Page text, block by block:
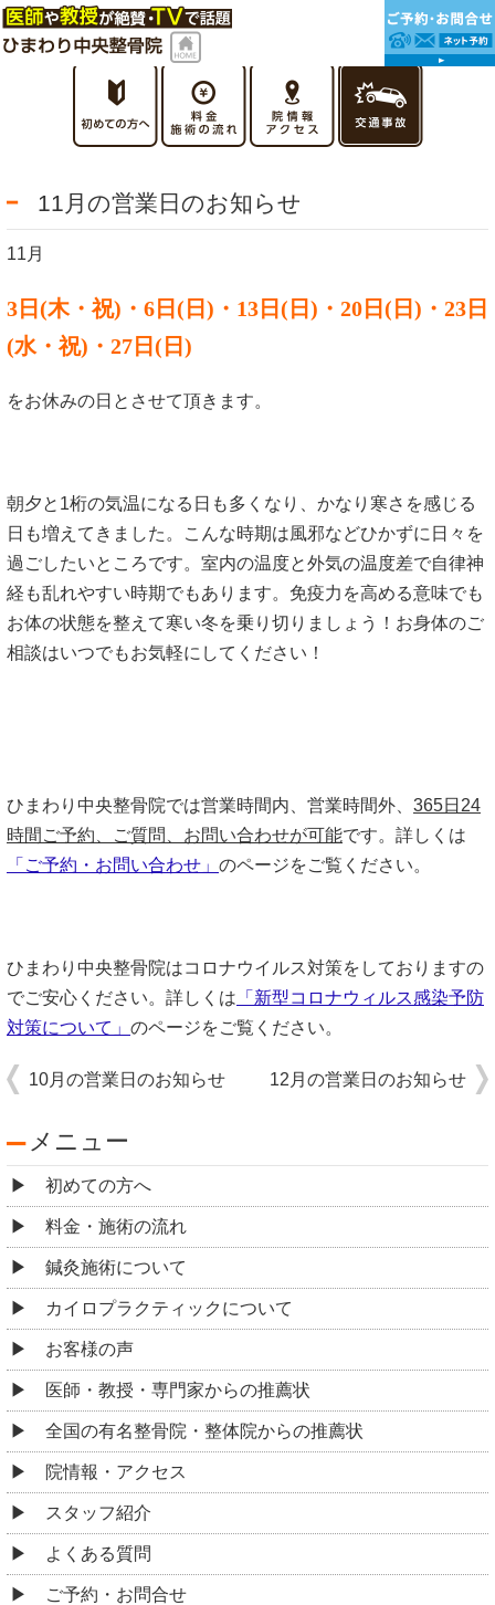
11月の営業日のお知らせ
11月
3日(木・祝)・6日(日)・13日(日)・20日(日)・23 日
(水・祝)・27日(日)
をお休みの日とさせて頂きます。
朝夕と1桁の気温になる日も多くなり、かなり寒さを感じる
日も増えてきました。こんな時期は風邪などひかずに日々を
過ごしたいところです。室内の温度と外気の温度差で自律神
経も乱れやすい時期でもあります。免疫力を高める意味でも
お体の状態を整えて寒い冬を乗り切りましょう！お身体のご
相談はいつでもお気軽にしてください！
ひまわり中央整骨院では営業時間内、営業時間外、 365日24
時間ご予約、ご質問、お問い合わせが可能です。詳しくは
「ご予約・お問い合わせ」 のページをご覧ください。
ひまわり中央整骨院はコロナウイルス対策をしておりますの
でご安心ください。詳しくは 「 新型コロナウィルス感染予防
対策について 」 のページをご覧ください。
10月の営業日のお知らせ 12月の営業日のお知らせ
メニュー
初めての方へ
料金・施術の流れ
鍼灸施術について
カイロプラクティックについて
お客様の声
医師・教授・専門家からの推薦状
全国の有名整骨院・整体院からの推薦状
院情報・アクセス
スタッフ紹介
よくある質問
ご予約・お問合せ